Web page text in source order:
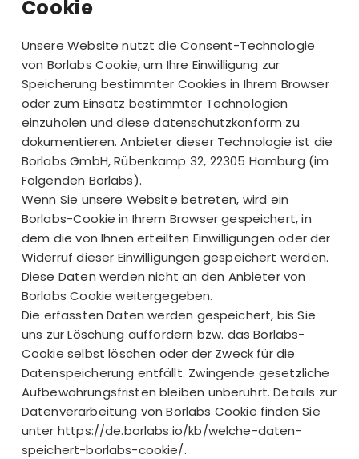
Cookie
Unsere Website nutzt die Consent-Technologie
von Borlabs Cookie, um Ihre Einwilligung zur
Speicherung bestimmter Cookies in Ihrem Browser
oder zum Einsatz bestimmter Technologien
einzuholen und diese datenschutzkonform zu
dokumentieren. Anbieter dieser Technologie ist die
Borlabs GmbH, Rübenkamp 32, 22305 Hamburg (im
Folgenden Borlabs).
Wenn Sie unsere Website betreten, wird ein
Borlabs-Cookie in Ihrem Browser gespeichert, in
dem die von Ihnen erteilten Einwilligungen oder der
Widerruf dieser Einwilligungen gespeichert werden.
Diese Daten werden nicht an den Anbieter von
Borlabs Cookie weitergegeben.
Die erfassten Daten werden gespeichert, bis Sie
uns zur Löschung auffordern bzw. das Borlabs-
Cookie selbst löschen oder der Zweck für die
Datenspeicherung entfällt. Zwingende gesetzliche
Aufbewahrungsfristen bleiben unberührt. Details zur
Datenverarbeitung von Borlabs Cookie finden Sie
unter https://de.borlabs.io/kb/welche-daten-
speichert-borlabs-cookie/.